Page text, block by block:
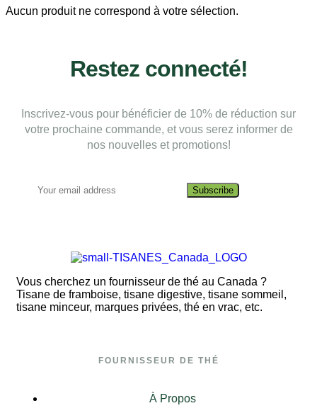
Aucun produit ne correspond à votre sélection.
Restez connecté!
Inscrivez-vous pour bénéficier de 10% de réduction sur
votre prochaine commande, et vous serez informer de
nos nouvelles et promotions!
Subscribe
Vous cherchez un fournisseur de thé au Canada ?
Tisane de framboise, tisane digestive, tisane sommeil,
tisane minceur, marques privées, thé en vrac, etc.
FOURNISSEUR DE THÉ
À Propos